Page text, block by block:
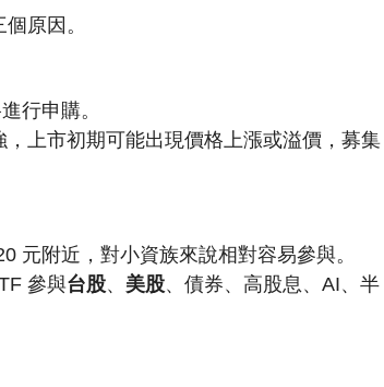
原因。
行申購。
上市初期可能出現價格上漲或溢價，募集
元附近，對小資族來說相對容易參與。
參與台股、 美股、債券、高股息、AI、半